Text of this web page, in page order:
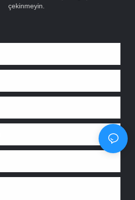
çekinmeyin.